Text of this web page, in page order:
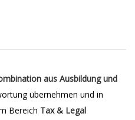
aus Ausbildung und
übernehmen und in
Bereich Tax & Legal